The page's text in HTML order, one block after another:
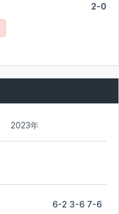
2-0
2023年
6-2 3-6 7-6